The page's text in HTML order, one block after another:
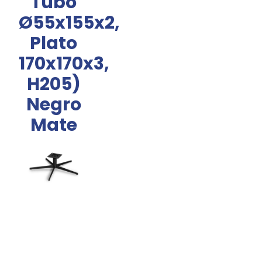
Ø55x155x2,
Plato
170x170x3,
H205)
Negro
Mate